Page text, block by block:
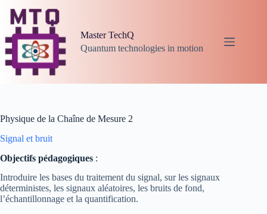
contenu
Master TechQ
Quantum technologies in motion
Physique de la Chaîne de Mesure 2
Signal et bruit
Objectifs pédagogiques :
Introduire les bases du traitement du signal, sur les signaux
déterministes, les signaux aléatoires, les bruits de fond,
l’échantillonnage et la quantification.